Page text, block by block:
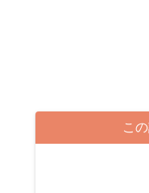
こ